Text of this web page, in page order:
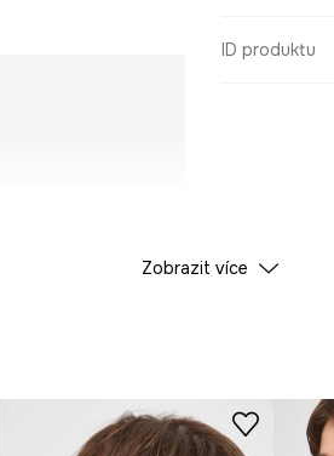
ID produktu
Zobrazit více